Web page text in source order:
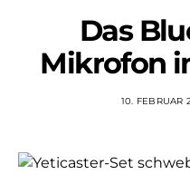
Das
Mikrofon
10. FEBRUAR